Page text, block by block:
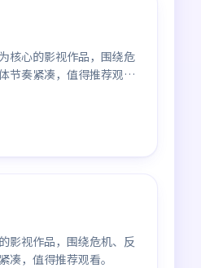
核心的影视作品，围绕危
节奏紧凑，值得推荐观
影视作品，围绕危机、反
凑，值得推荐观看。